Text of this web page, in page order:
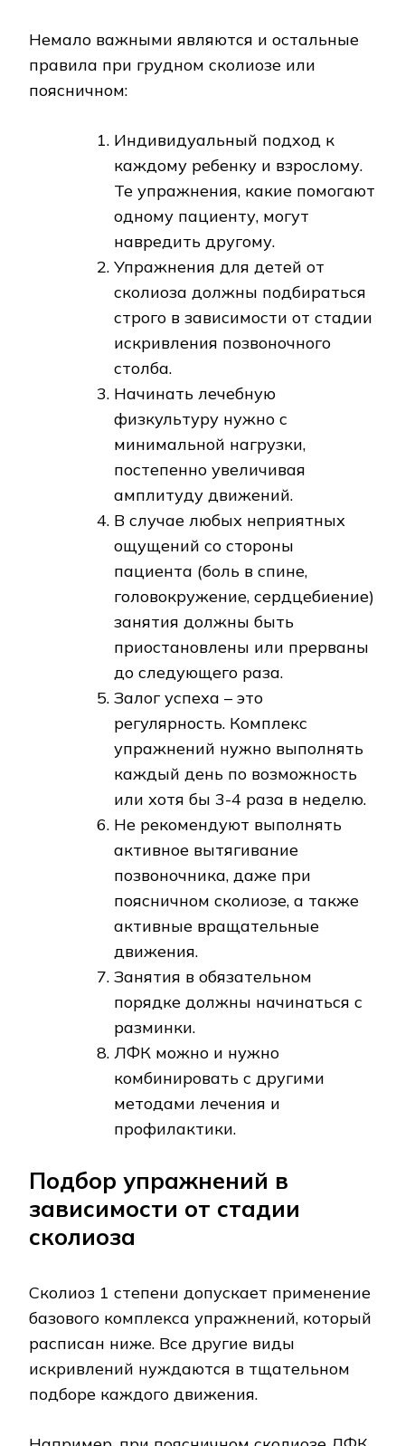
Немало важными являются и остальные
правила при грудном сколиозе или
поясничном:
Индивидуальный подход к
каждому ребенку и взрослому.
Те упражнения, какие помогают
одному пациенту, могут
навредить другому.
Упражнения для детей от
сколиоза должны подбираться
строго в зависимости от стадии
искривления позвоночного
столба.
Начинать лечебную
физкультуру нужно с
минимальной нагрузки,
постепенно увеличивая
амплитуду движений.
В случае любых неприятных
ощущений со стороны
пациента (боль в спине,
головокружение, сердцебиение)
занятия должны быть
приостановлены или прерваны
до следующего раза.
Залог успеха – это
регулярность. Комплекс
упражнений нужно выполнять
каждый день по возможность
или хотя бы 3-4 раза в неделю.
Не рекомендуют выполнять
активное вытягивание
позвоночника, даже при
поясничном сколиозе, а также
активные вращательные
движения.
Занятия в обязательном
порядке должны начинаться с
разминки.
ЛФК можно и нужно
комбинировать с другими
методами лечения и
профилактики.
Подбор упражнений в
зависимости от стадии
сколиоза
Сколиоз 1 степени допускает применение
базового комплекса упражнений, который
расписан ниже. Все другие виды
искривлений нуждаются в тщательном
подборе каждого движения.